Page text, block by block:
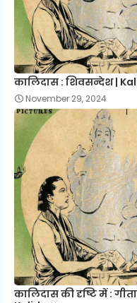
कालिदास : शिवसन्देश |
November 29, 2024
कालिदास की दृष्टि में :